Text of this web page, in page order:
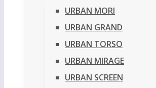
URBAN MORI
URBAN GRAND
URBAN TORSO
URBAN MIRAGE
URBAN SCREEN